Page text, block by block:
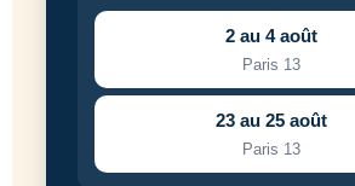
2 au 4 août
Paris 13
23 au 25 août
Paris 13